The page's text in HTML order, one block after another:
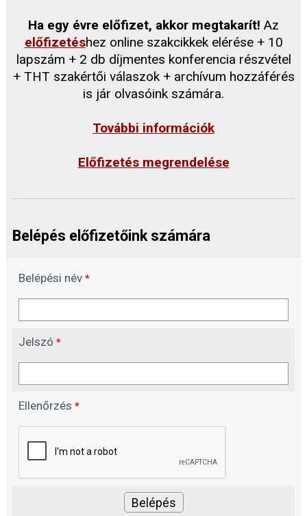
Ha egy évre előfizet, akkor megtakarít! Az
előfizetéshez online szakcikkek elérése + 10
lapszám + 2 db díjmentes konferencia részvétel
+ THT szakértői válaszok + archívum hozzáférés
is jár olvasóink számára.
További információk
Előfizetés megrendelése
Belépés előfizetőink számára
Belépési név *
Jelszó *
Ellenőrzés *